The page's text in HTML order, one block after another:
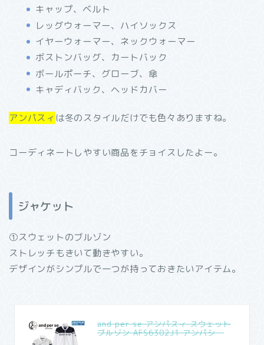
キャップ、ベルト
レッグウォーマー、ハイソックス
イヤーウォーマー、ネックウォーマー
ボストンバッグ、カートバック
ボールポーチ、グローブ、傘
キャディバック、ヘッドカバー
アンパスィ は冬のスタイルだけでも色々ありますね。
コーディネートしやすい商品をチョイスしたよー。
ジャケット
①スウェットのブルゾン
ストレッチもきいて動きやすい。
デザインがシンプルで一つが持っておきたいアイテム。
and per se アンパスィ スウェット
ブルゾン AFS6302J1 アンパシー